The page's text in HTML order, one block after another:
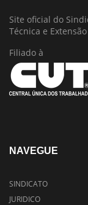
Site oficial do
Técnica e
Filiado à
NAVEGUE
SINDICATO
JURIDICO